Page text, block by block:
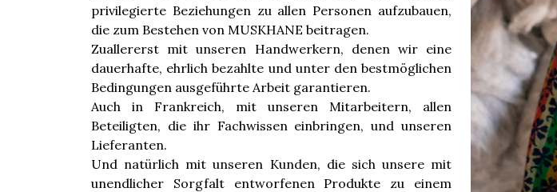
privilegierte Beziehungen zu allen Personen aufzubauen,
die zum Bestehen von MUSKHANE beitragen.
Zuallererst mit unseren Handwerkern, denen wir eine
dauerhafte, ehrlich bezahlte und unter den bestmöglichen
Bedingungen ausgeführte Arbeit garantieren.
Auch in Frankreich, mit unseren Mitarbeitern, allen
Beteiligten, die ihr Fachwissen einbringen, und unseren
Lieferanten.
Und natürlich mit unseren Kunden, die sich unsere mit
unendlicher Sorgfalt entworfenen Produkte zu einem